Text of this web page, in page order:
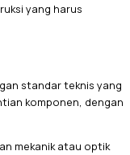
yang harus
standar teknis yang
komponen, dengan
mekanik atau optik